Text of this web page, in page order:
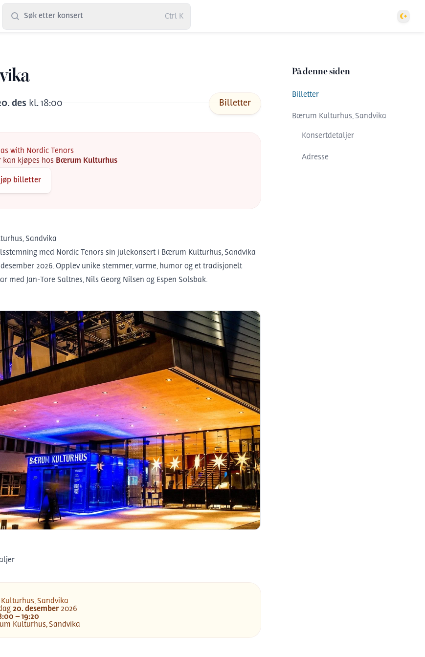
Søk etter konsert Ctrl K Theme
.des kl.18:00 Billetter
with Nordic Tenors
kan kjøpes hos Bærum Kulturhus
billetter
Sandvika
med Nordic Tenors sin julekonsert i Bærum Kulturhus, Sandvika
desember 2026. Opplev unike stemmer, varme, humor og et tradisjonelt
med Jan-Tore Saltnes, Nils Georg Nilsen og Espen Solsbak.
Sandvika
20.desember 2026
– 19:20
Kulturhus, Sandvika
På denne siden
Billetter
Bærum Kulturhus, Sandvika
Konsertdetaljer
Adresse